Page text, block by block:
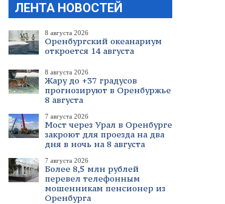
ЛЕНТА НОВОСТЕЙ
8 августа 2026
Оренбургский океанариум
откроется 14 августа
8 августа 2026
Жару до +37 градусов
прогнозируют в Оренбуржье
8 августа
7 августа 2026
Мост через Урал в Оренбурге
закроют для проезда на два
дня в ночь на 8 августа
7 августа 2026
Более 8,5 млн рублей
перевел телефонным
мошенникам пенсионер из
Оренбурга